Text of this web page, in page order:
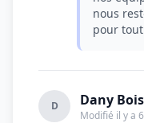
nous
pour
D Dany
Modifié il y a